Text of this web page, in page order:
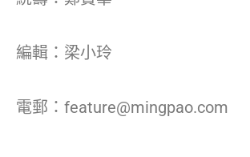
編輯：梁小玲
電郵：feature@mingpao.com